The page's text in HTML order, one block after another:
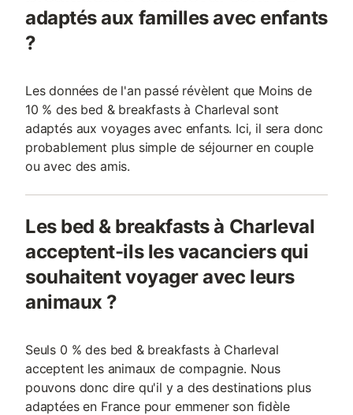
adaptés aux familles avec enfants
?
Les données de l'an passé révèlent que Moins de
10 % des bed & breakfasts à Charleval sont
adaptés aux voyages avec enfants. Ici, il sera donc
probablement plus simple de séjourner en couple
ou avec des amis.
Les bed & breakfasts à Charleval
acceptent-ils les vacanciers qui
souhaitent voyager avec leurs
animaux ?
Seuls 0 % des bed & breakfasts à Charleval
acceptent les animaux de compagnie. Nous
pouvons donc dire qu'il y a des destinations plus
adaptées en France pour emmener son fidèle